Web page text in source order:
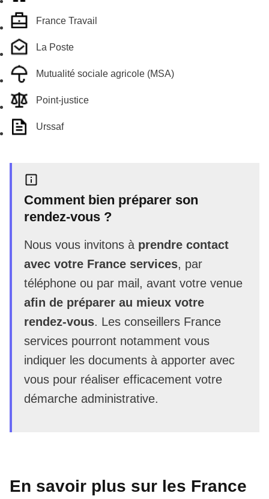
France Travail
La Poste
Mutualité sociale agricole (MSA)
Point-justice
Urssaf
Comment bien préparer son
rendez-vous ?
Nous vous invitons à prendre contact
avec votre France services, par
téléphone ou par mail, avant votre venue
afin de préparer au mieux votre
rendez-vous. Les conseillers France
services pourront notamment vous
indiquer les documents à apporter avec
vous pour réaliser efficacement votre
démarche administrative.
En savoir plus sur les France